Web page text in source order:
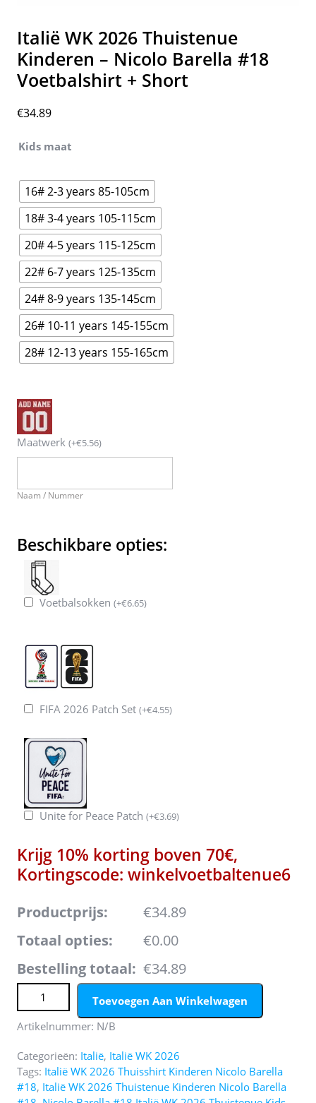
Italië WK 2026 Thuistenue
Kinderen – Nicolo Barella #18
Voetbalshirt + Short
€34.89
Kids maat
16# 2-3 years 85-105cm
18# 3-4 years 105-115cm
20# 4-5 years 115-125cm
22# 6-7 years 125-135cm
24# 8-9 years 135-145cm
26# 10-11 years 145-155cm
28# 12-13 years 155-165cm
Maatwerk (+€5.56)
Naam / Nummer
Beschikbare opties:
Voetbalsokken (+€6.65)
FIFA 2026 Patch Set (+€4.55)
Unite for Peace Patch (+€3.69)
Krijg 10% korting boven 70€,
Kortingscode: winkelvoetbaltenue6
Productprijs:
€34.89
Totaal opties:
€0.00
Bestelling totaal: €34.89
Italië WK 2026 Thuistenue Kinderen – Nicolo Barella #18
Voetbalshirt + Short aantalToevoegen Aan Winkelwagen
Artikelnummer: N/B
Categorieën: Italië, Italië WK 2026
Tags: Italië WK 2026 Thuisshirt Kinderen Nicolo Barella
#18, Italië WK 2026 Thuistenue Kinderen Nicolo Barella